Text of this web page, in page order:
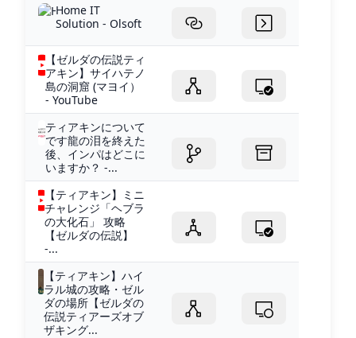
Home IT
Solution - Olsoft
【ゼルダの伝説ティ
アキン】サイハテノ
島の洞窟 (マヨイ）
- YouTube
ティアキンについて
です龍の泪を終えた
後、インパはどこに
いますか？ -...
【ティアキン】ミニ
チャレンジ「ヘブラ
の大化石」 攻略
【ゼルダの伝説】
-...
【ティアキン】ハイ
ラル城の攻略・ゼル
ダの場所【ゼルダの
伝説ティアーズオブ
ザキング...